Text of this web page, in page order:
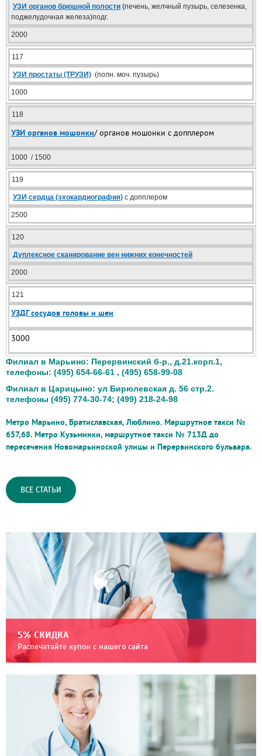
УЗИ органов брюшной полости (печень, желчный пузырь, селезенка,
поджелудочная железа)подг.
2000
117
УЗИ простаты (ТРУЗИ) (полн. моч. пузырь)
1000
118
УЗИ органов мошонки/ органов мошонки с допплером
1000 / 1500
119
УЗИ сердца (эхокардиография) с допплером
2500
120
Дуплексное сканирование вен нижних конечностей
2000
121
УЗДГ сосудов головы и шеи
3000
Филиал в Марьино: Перервинский б-р., д.21.корп.1,
телефоны: (495) 654-66-61 , (495) 658-99-08
Филиал в Царицыно: ул Бирюлевская д. 56 стр.2.
телефоны (495) 774-30-74; (499) 218-24-98
Метро Марьино, Братиславская, Люблино. Маршрутное такси №
657,68. Метро Кузьминки, маршрутное такси № 713Д до
пересечения Новомарьиноской улицы и Перервинского бульвара.
ВСЕ СТАТЬИ
5% СКИДКА
Распечатайте купон с нашего сайта